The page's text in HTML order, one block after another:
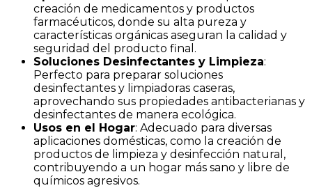
creación de medicamentos y productos
farmacéuticos, donde su alta pureza y
características orgánicas aseguran la calidad y
seguridad del producto final.
Soluciones Desinfectantes y Limpieza:
Perfecto para preparar soluciones
desinfectantes y limpiadoras caseras,
aprovechando sus propiedades antibacterianas y
desinfectantes de manera ecológica.
Usos en el Hogar: Adecuado para diversas
aplicaciones domésticas, como la creación de
productos de limpieza y desinfección natural,
contribuyendo a un hogar más sano y libre de
químicos agresivos.